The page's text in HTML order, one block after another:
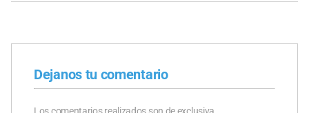
Dejanos tu comentario